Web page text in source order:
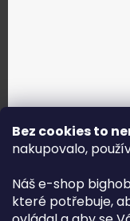
Bez cookies to
nakupovalo,
Náš e-shop
které potřebuje,
Jak